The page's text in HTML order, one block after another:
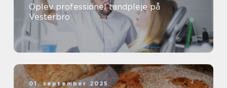
Oplev professionel tandpleje på
Vesterbro
01. september 2025